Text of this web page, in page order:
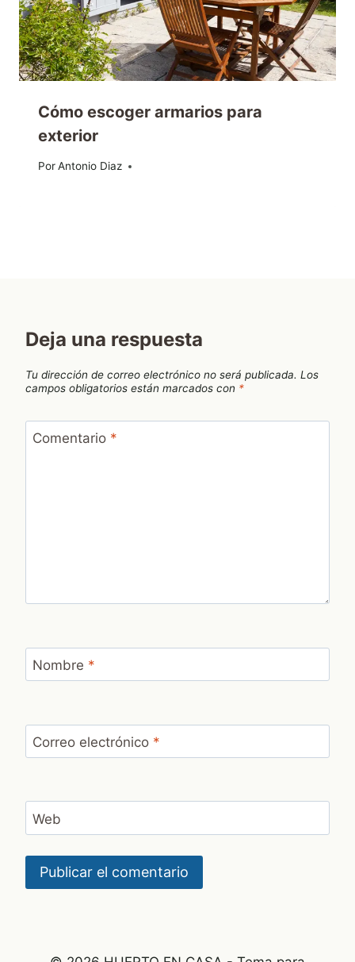
Cómo escoger armarios para
exterior
PorAntonio Diaz
12/03/2021
Deja una respuesta
Tu dirección de correo electrónico no será publicada. Los
campos obligatorios están marcados con *
Comentario *
Nombre *
Correo electrónico *
Web